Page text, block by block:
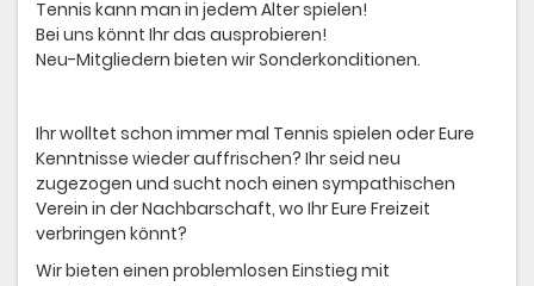
Tennis kann man in jedem Alter spielen!
Bei uns könnt Ihr das ausprobieren!
Neu-Mitgliedern bieten wir Sonderkonditionen.
Ihr wolltet schon immer mal Tennis spielen oder Eure
Kenntnisse wieder auffrischen? Ihr seid neu
zugezogen und sucht noch einen sympathischen
Verein in der Nachbarschaft, wo Ihr Eure Freizeit
verbringen könnt?
Wir bieten einen problemlosen Einstieg mit